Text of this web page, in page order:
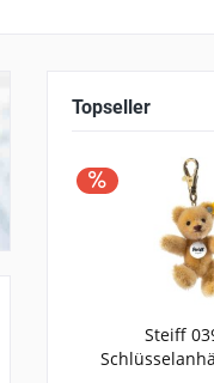
Topseller
Steiff